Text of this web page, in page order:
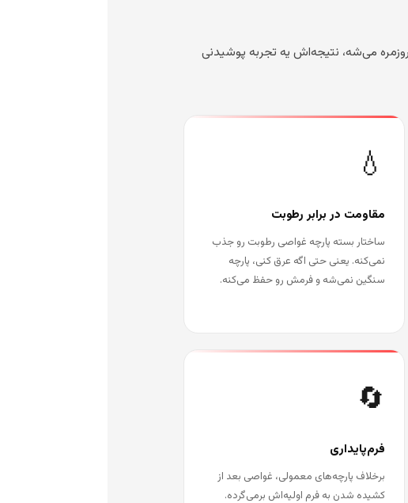
می‌شه، نتیجه‌اش یه تجربه پوشیدنی
💧
مقاومت در برابر رطوبت
ساختار بسته پارچه غواصی رطوبت رو جذب
نمی‌کنه. یعنی حتی اگه عرق کنی، پارچه
سنگین نمی‌شه و فرمش رو حفظ می‌کنه.
🔄
فرم‌پایداری
برخلاف پارچه‌های معمولی، غواصی بعد از
کشیده شدن به فرم اولیه‌اش برمی‌گرده.